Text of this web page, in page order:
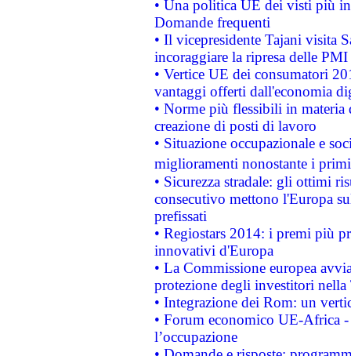
• Una politica UE dei visti più
Domande frequenti
• Il vicepresidente Tajani visita
incoraggiare la ripresa delle
• Vertice UE dei consumatori
vantaggi offerti dall'economia
• Norme più flessibili in materia
creazione di posti di lavoro
• Situazione occupazionale e
miglioramenti nonostante i
• Sicurezza stradale: gli ottimi
consecutivo mettono l'Europa
prefissati
• Regiostars 2014: i premi più
innovativi d'Europa
• La Commissione europea
protezione degli investitori
• Integrazione dei Rom: un
• Forum economico UE-Africa -
l’occupazione